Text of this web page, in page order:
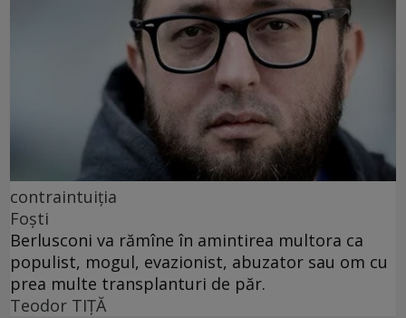
contraintuiția
Foști
Berlusconi va rămîne în amintirea multora ca
populist, mogul, evazionist, abuzator sau om cu
prea multe transplanturi de păr.
Teodor TIŢĂ